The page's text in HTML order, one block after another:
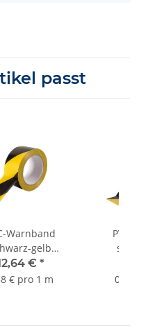
passt
Warnband
gelb
Sorte
K451
€ *
€ pro 1 m
PVC-
0,19